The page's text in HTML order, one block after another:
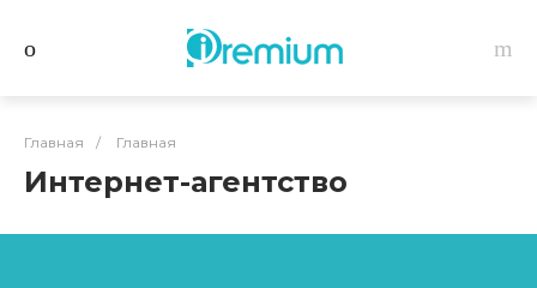
Главная / Главная
Интернет-агентство